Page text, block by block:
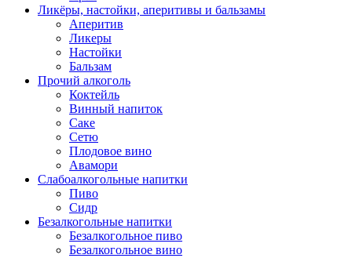
Ликёры, настойки, аперитивы и бальзамы
Аперитив
Ликеры
Настойки
Бальзам
Прочий алкоголь
Коктейль
Винный напиток
Саке
Сетю
Плодовое вино
Авамори
Слабоалкогольные напитки
Пиво
Сидр
Безалкогольные напитки
Безалкогольное пиво
Безалкогольное вино